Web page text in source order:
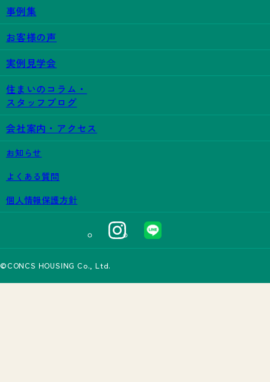
事例集
お客様の声
実例見学会
住まいのコラム・
スタッフブログ
会社案内・アクセス
お知らせ
よくある質問
個人情報保護方針
©CONCS HOUSING Co., Ltd.